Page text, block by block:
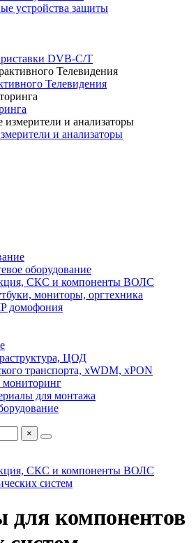
устройства защиты
DVB-C/T
Телевидения
и анализаторы
оборудование
СКС и компоненты ВОЛС
мониторы, оргтехника
домофония
ЦОД
транспорта, xWDM, xPON
мониторинг
для монтажа
×
СКС и компоненты ВОЛС
систем
для компонентов